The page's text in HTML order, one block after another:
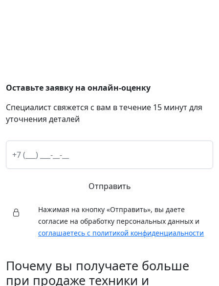
Оставьте заявку на онлайн-оценку
Специалист свяжется с вам в течение 15 минут для
уточнения деталей
Отправить
Нажимая на кнопку «Отправить», вы даете
согласие на обработку персональных данных и
соглашаетесь с политикой конфиденциальности
Почему вы получаете больше
при продаже техники и